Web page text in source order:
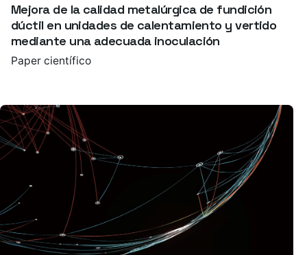
Mejora de la calidad metalúrgica de fundición
dúctil en unidades de calentamiento y vertido
mediante una adecuada inoculación
Paper científico